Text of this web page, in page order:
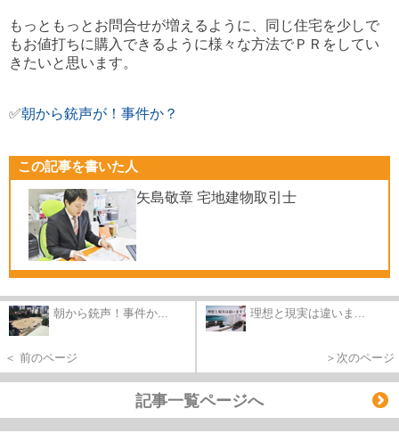
もっともっとお問合せが増えるように、同じ住宅を少しで
もお値打ちに購入できるように様々な方法でＰＲをしてい
きたいと思います。
✅朝から銃声が！事件か？
この記事を書いた人
矢島敬章 宅地建物取引士
朝から銃声！事件か...
＜ 前のページ
理想と現実は違いま...
＞次のページ
記事一覧ページへ